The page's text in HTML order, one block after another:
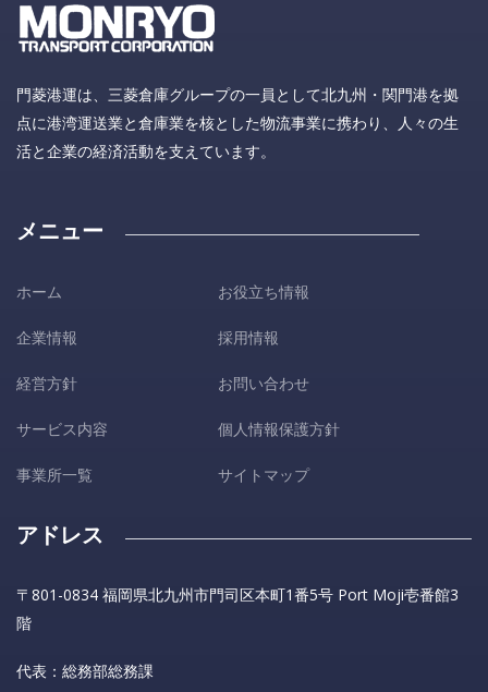
門菱港運は、三菱倉庫グループの一員として北九州・関門港を拠
点に港湾運送業と倉庫業を核とした物流事業に携わり、人々の生
活と企業の経済活動を支えています。
メニュー
ホーム
企業情報
経営方針
サービス内容
事業所一覧
お役立ち情報
採用情報
お問い合わせ
個人情報保護方針
サイトマップ
アドレス
〒801-0834 福岡県北九州市門司区本町1番5号 Port Moji壱番館3
階
代表：総務部総務課